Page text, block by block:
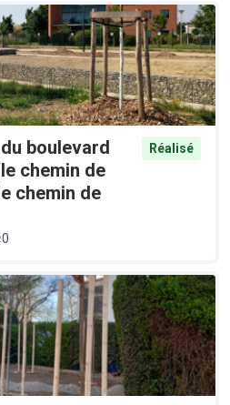
boulevard
chemin de
chemin de
Réalisé
0